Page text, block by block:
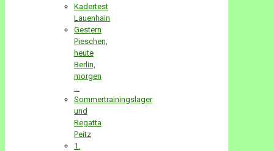
Kadertest
Lauenhain
Gestern
Pieschen,
heute
Berlin,
morgen
Sommertrainingslager
und
Regatta
Peitz
1.